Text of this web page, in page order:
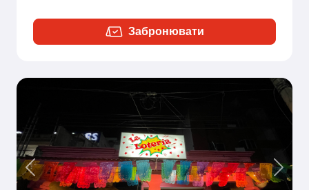
Забронювати
Previous Next